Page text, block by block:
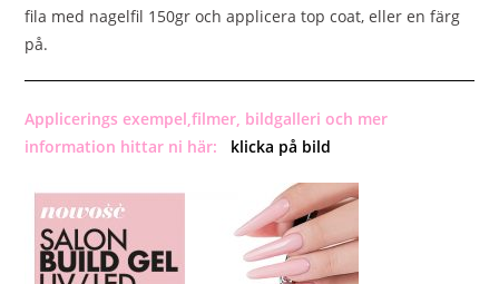
fila med nagelfil 150gr och applicera top coat, eller en färg
på.
Applicerings exempel,filmer, bildgalleri och mer
information hittar ni här: klicka på bild